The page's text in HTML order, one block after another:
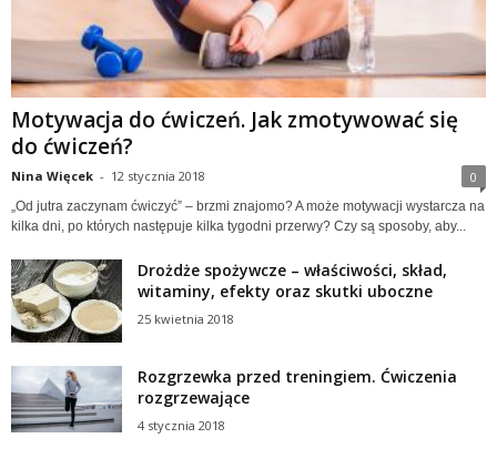
Motywacja do ćwiczeń. Jak zmotywować się
do ćwiczeń?
Nina Więcek - 12 stycznia 2018 0
„Od jutra zaczynam ćwiczyć” – brzmi znajomo? A może motywacji wystarcza na
kilka dni, po których następuje kilka tygodni przerwy? Czy są sposoby, aby...
Drożdże spożywcze – właściwości, skład,
witaminy, efekty oraz skutki uboczne
25 kwietnia 2018
Rozgrzewka przed treningiem. Ćwiczenia
rozgrzewające
4 stycznia 2018